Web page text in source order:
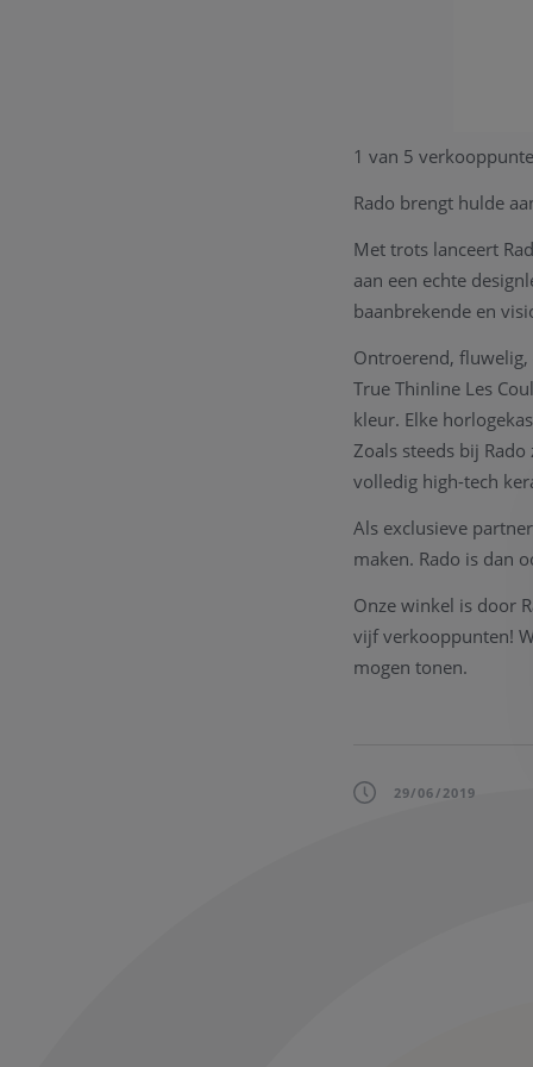
1 van 5
Rado brengt hulde
Met trots lanceert
aan een echte
baanbrekende en
Ontroerend,
True Thinline Les
kleur. Elke
Zoals steeds bij
volledig high-tech
Als exclusieve
maken. Rado is dan
Onze winkel is door
vijf verkooppunten!
mogen tonen.
29/06/2019